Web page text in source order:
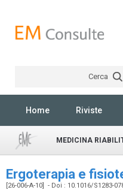
Cerca
Home Riviste
MEDICINA
Ergoterapia e
[26-006-A-10] - Doi : 10.1016/S1283-